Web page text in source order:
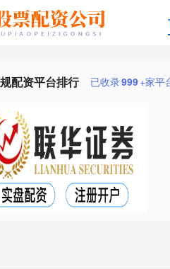
配资平台排行 已收录999+家平